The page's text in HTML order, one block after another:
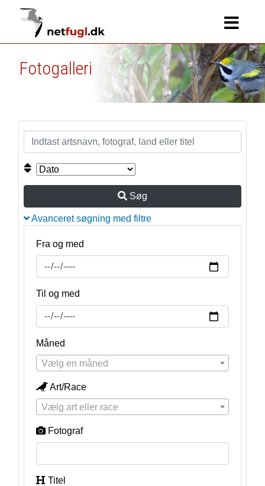
Fotogalleri
Søg
Avanceret søgning med filtre
Fra og med
Til og med
Måned
Vælg en måned
Art/Race
Vælg art eller race
Fotograf
Titel